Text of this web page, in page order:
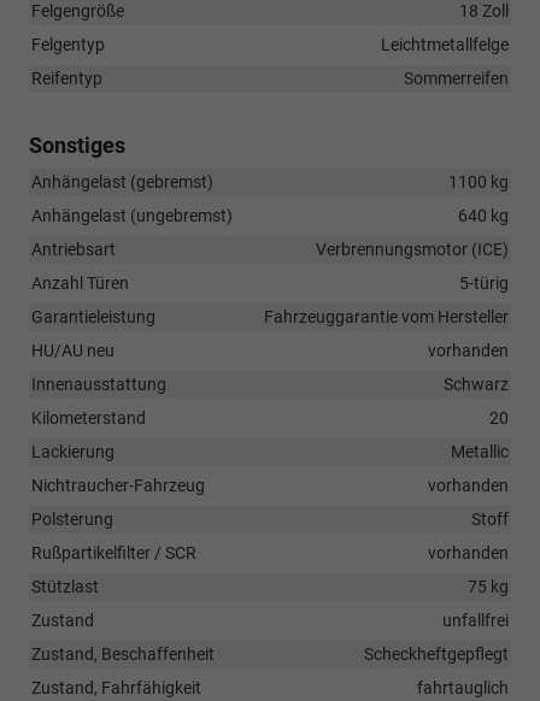
Felgengröße
18 Zoll
Felgentyp
Leichtmetallfelge
Reifentyp
Sommerreifen
Sonstiges
Anhängelast (gebremst)
1100 kg
Anhängelast (ungebremst)
640 kg
Antriebsart
Verbrennungsmotor (ICE)
Anzahl Türen
5-türig
Garantieleistung
Fahrzeuggarantie vom Hersteller
HU/AU neu
vorhanden
Innenausstattung
Schwarz
Kilometerstand
20
Lackierung
Metallic
Nichtraucher-Fahrzeug
vorhanden
Polsterung
Stoff
Rußpartikelfilter / SCR
vorhanden
Stützlast
75 kg
Zustand
unfallfrei
Zustand, Beschaffenheit
Scheckheftgepflegt
Zustand, Fahrfähigkeit
fahrtauglich